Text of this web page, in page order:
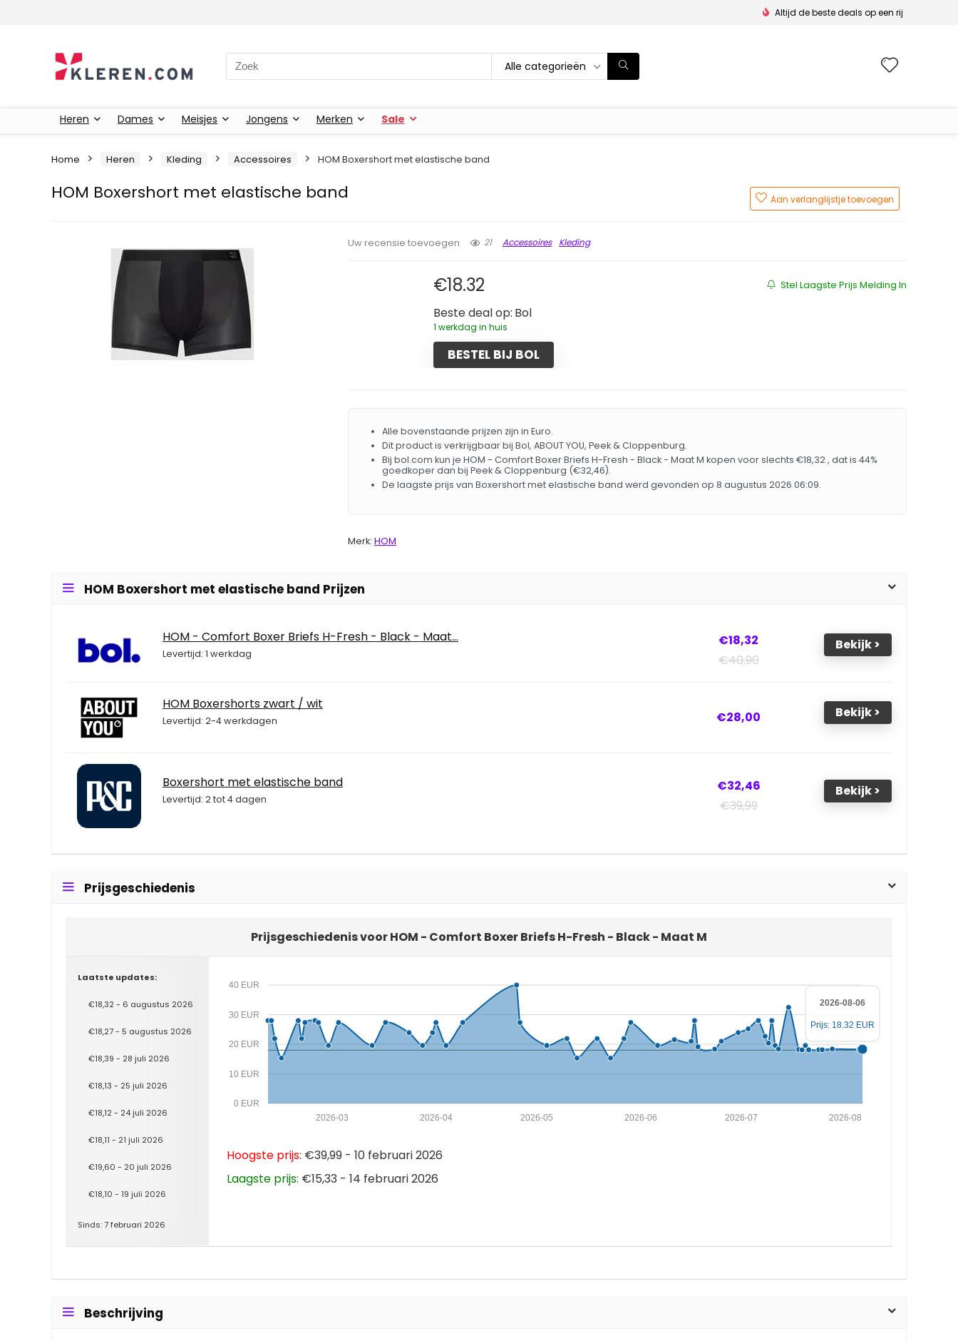
Altijd de beste deals op een rij
Zoeken naar: Alle categorieën
Heren Dames Meisjes Jongens Merken Sale
Home Heren Kleding Accessoires HOM Boxershort met elastische band
HOM Boxershort met elastische band Aan verlanglijstje toevoegen
Uw recensie toevoegen 21 Accessoires Kleding
Stel Laagste Prijs Melding In
€18.32
Beste deal op: Bol
1 werkdag in huis
BESTEL BIJ BOL
Alle bovenstaande prijzen zijn in Euro.
Dit product is verkrijgbaar bij Bol, ABOUT YOU, Peek & Cloppenburg.
Bij bol.com kun je HOM - Comfort Boxer Briefs H-Fresh - Black - Maat M kopen voor slechts €18,32 , dat is 44%
goedkoper dan bij Peek & Cloppenburg (€32,46).
De laagste prijs van Boxershort met elastische band werd gevonden op 8 augustus 2026 06:09.
Merk: HOM
HOM Boxershort met elastische band Prijzen
HOM - Comfort Boxer Briefs H-Fresh - Black - Maat...
Levertijd: 1 werkdag
€18,32
€40,90
Bekijk >
HOM Boxershorts zwart / wit
Levertijd: 2-4 werkdagen €28,00 Bekijk >
Boxershort met elastische band
Levertijd: 2 tot 4 dagen
€32,46
€39,99
Bekijk >
Prijsgeschiedenis
Prijsgeschiedenis voor HOM - Comfort Boxer Briefs H-Fresh - Black - Maat M
Laatste updates:
€18,32 - 6 augustus 2026
€18,27 - 5 augustus 2026
€18,39 - 28 juli 2026
€18,13 - 25 juli 2026
€18,12 - 24 juli 2026
€18,11 - 21 juli 2026
€19,60 - 20 juli 2026
€18,10 - 19 juli 2026
Sinds: 7 februari 2026
0 EUR
10 EUR
20 EUR
30 EUR
40 EUR
2026-08
2026-07
2026-06
2026-05
2026-04
2026-03
2026-08-06
Prijs: 18.32 EUR
Hoogste prijs: €39,99 - 10 februari 2026
Laagste prijs: €15,33 - 14 februari 2026
Beschrijving